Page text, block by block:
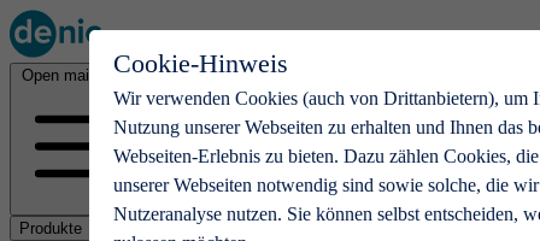
Cookie-Hinweis
Wir verwenden Cookies (auch von Drittanbietern), um
Nutzung unserer Webseiten zu erhalten und Ihnen das
Webseiten-Erlebnis zu bieten. Dazu zählen Cookies,
unserer Webseiten notwendig sind sowie solche, die
Nutzeranalyse nutzen. Sie können selbst entscheiden,
Open main menu
Produkte